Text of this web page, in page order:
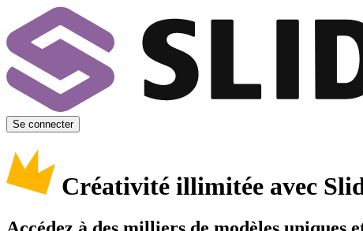
Se connecter
Créativité illimitée avec